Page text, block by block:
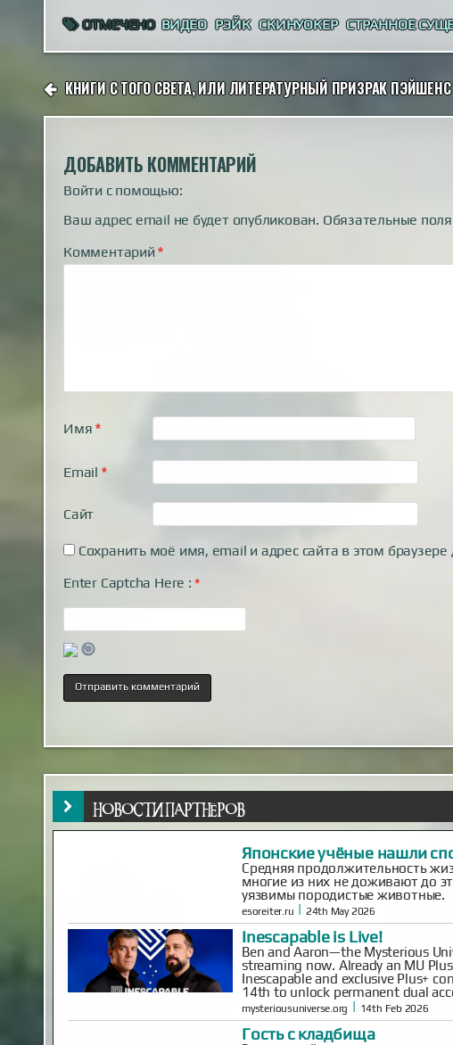
ОТМЕЧЕНО ВИДЕО РЭЙК СКИНУОКЕР СТРАННОЕ
НАВИГАЦИЯ
ПО
КНИГИ С ТОГО СВЕТА, ИЛИ ЛИТЕРАТУРНЫЙ ПРИЗРАК
ДОБАВИТЬ КОММЕНТАРИЙ
Войти с помощью:
Ваш адрес email не будет опубликован. Обязательные
Комментарий*
Имя*
Email *
Сайт
Сохранить моё имя, email и адрес сайта в этом
Enter Captcha Here :*
НОВОСТИ ПАРТНЁРОВ
Японские учёные нашли
Средняя продолжительность
многие из них не доживают до
уязвимы породистые животные.
esoreiter.ru | 24th May 2026
Inescapable is Live!
Ben and Aaron—the Mysterious
streaming now. Already an MU
Inescapable and exclusive Plus+
14th to unlock permanent dual
mysteriousuniverse.org | 14th Feb 2026
Гость с кладбища
Этот случай произошел в ночь
толпой отмечали Новый год на
весело и громко, так как
Вдоволь натанцевавшись и